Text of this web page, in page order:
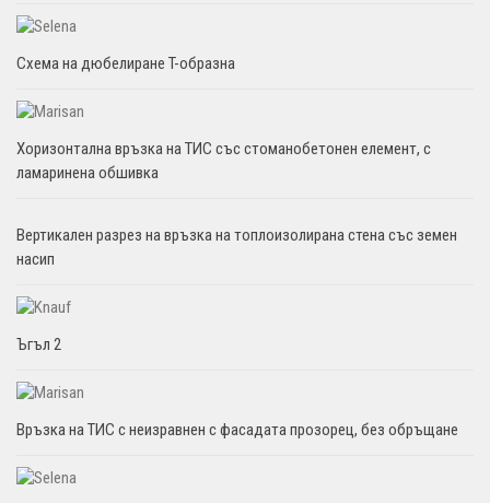
Схема на дюбелиране T-образна
Хоризонтална връзка на ТИС със стоманобетонен елемент, с
ламаринена обшивка
Вертикален разрез на връзка на топлоизолирана стена със земен
насип
Ъгъл 2
Връзка на ТИС с неизравнен с фасадата прозорец, без обръщане